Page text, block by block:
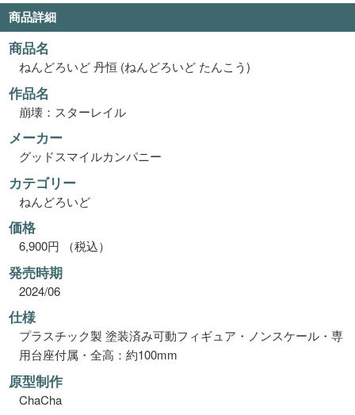
商品詳細
商品名
ねんどろいど 丹恒 (ねんどろいど たんこう)
作品名
崩壊：スターレイル
メーカー
グッドスマイルカンパニー
カテゴリー
ねんどろいど
価格
6,900円 （税込）
発売時期
2024/06
仕様
プラスチック製 塗装済み可動フィギュア・ノンスケール・専
用台座付属・全高：約100mm
原型制作
ChaCha